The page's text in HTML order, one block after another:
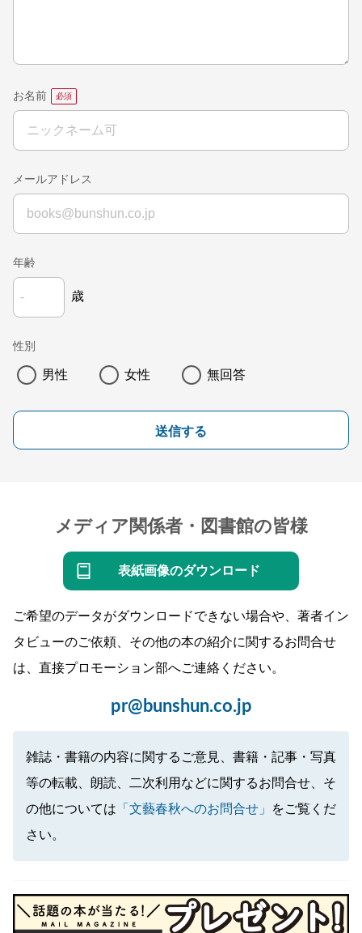
お名前
メールアドレス
年齢
歳
性別
男性 女性 無回答
送信する
メディア関係者・図書館の皆様
表紙画像のダウンロード
ご希望のデータがダウンロードできない場合や、著者イン
タビューのご依頼、その他の本の紹介に関するお問合せ
は、直接プロモーション部へご連絡ください。
pr@bunshun.co.jp
雑誌・書籍の内容に関するご意見、書籍・記事・写真
等の転載、朗読、二次利用などに関するお問合せ、そ
の他については 「文藝春秋へのお問合せ」
をご覧くだ
さい。